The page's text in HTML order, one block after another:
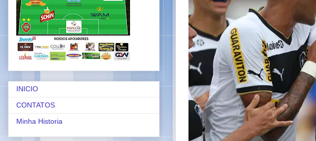
INICIO
CONTATOS
Minha Historia